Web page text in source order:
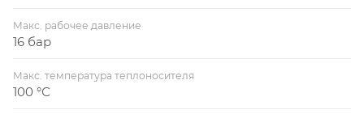
Макс. рабочее давление
16 бар
Макс. температура теплоносителя
100 °С